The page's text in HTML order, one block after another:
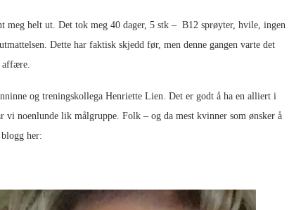
helt ut. Det tok meg 40 dager, 5 stk – B12 sprøyter, hvile, ingen
Dette har faktisk skjedd før, men denne gangen varte det
affære.
og treningskollega Henriette Lien. Det er godt å ha en alliert i
vi noenlunde lik målgruppe. Folk – og da mest kvinner som ønsker å
her: